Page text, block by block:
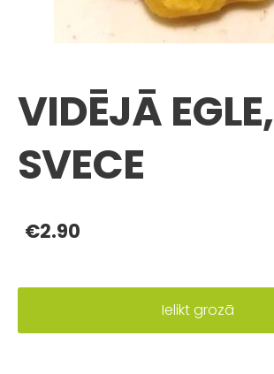
VIDĒJĀ EGLE,
SVECE
€2.90
Ielikt grozā